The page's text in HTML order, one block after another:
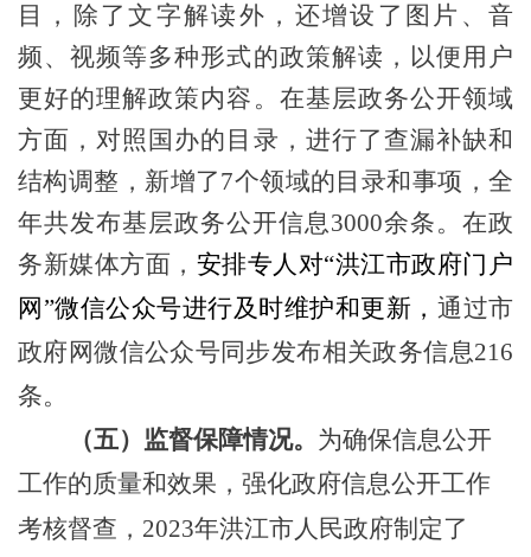
目， 除了文字解读外， 还增设了 图片、音
频、视频等多种形式的政策解读，以便用户
更好的理解政策内容。 在基层政务公开领域
方面，对照国办的目录，进行了查漏补缺和
结构调整，新增了7个领域的目录和事项，全
年共发布基层政务公开信息3000余条。在政
务新媒体方面， 安排专人对“洪江市政府门户
网”微信公众号进行及时维护和更新， 通过市
政府网微信公众号同步发布相关政务信息216
条。
（五）监督保障情况。 为确保信息公开
工作的质量和效果 ， 强化政府信息公开工作
考核督查 ， 2023年洪江市人民政府制定了